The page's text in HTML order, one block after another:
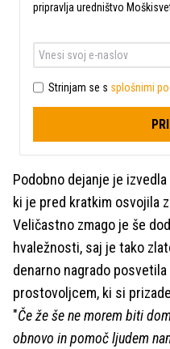
pripravlja uredništvo
Strinjam se s splošnimi
Podobno dejanje je
ki je pred kratkim osvojila
Veličastno zmago je še
hvaležnosti, saj je tako
denarno nagrado
prostovoljcem, ki si
"Če že še ne morem biti
obnovo in pomoč ljudem